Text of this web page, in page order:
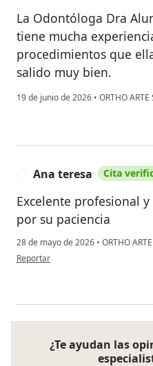
La Odontóloga Dra
tiene mucha
procedimientos que
salido muy bien.
19 de junio de 2026 • ORTHO ARTE
Ana teresa Cita
Excelente profesional
por su paciencia
28 de mayo de 2026 • ORTHO
en opinión del usuario Ana teresa
Reportar
¿Te ayudan las